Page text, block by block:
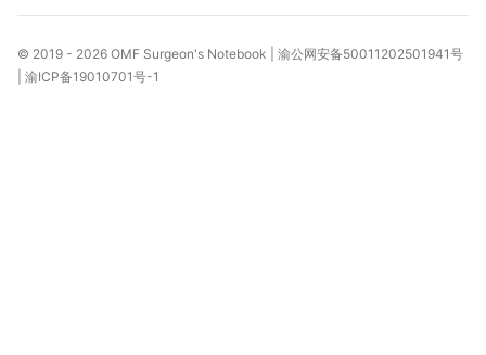
© 2019 - 2026 OMF Surgeon's Notebook
渝公网安备50011202501941号
渝ICP备19010701号-1